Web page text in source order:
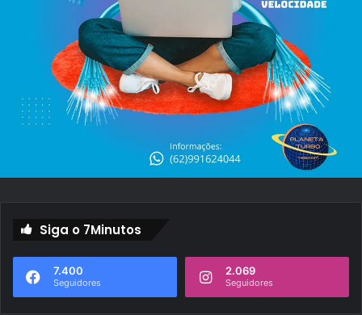
Siga o 7Minutos
7.400
Seguidores
2.069
Seguidores